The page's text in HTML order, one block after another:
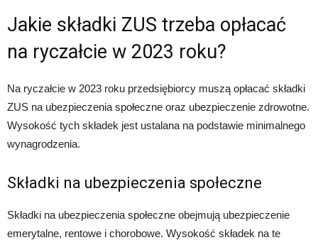
Jakie składki ZUS trzeba opłacać
na ryczałcie w 2023 roku?
Na ryczałcie w 2023 roku przedsiębiorcy muszą opłacać składki
ZUS na ubezpieczenia społeczne oraz ubezpieczenie zdrowotne.
Wysokość tych składek jest ustalana na podstawie minimalnego
wynagrodzenia.
Składki na ubezpieczenia społeczne
Składki na ubezpieczenia społeczne obejmują ubezpieczenie
emerytalne, rentowe i chorobowe. Wysokość składek na te